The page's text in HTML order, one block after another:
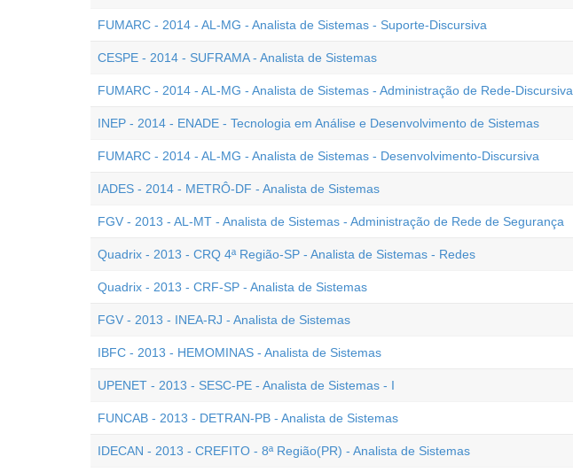
FUMARC - 2014 - AL-MG - Analista de Sistemas - Suporte-Discursiva
CESPE - 2014 - SUFRAMA - Analista de Sistemas
FUMARC - 2014 - AL-MG - Analista de Sistemas - Administração de Rede-Discursiva
INEP - 2014 - ENADE - Tecnologia em Análise e Desenvolvimento de Sistemas
FUMARC - 2014 - AL-MG - Analista de Sistemas - Desenvolvimento-Discursiva
IADES - 2014 - METRÔ-DF - Analista de Sistemas
FGV - 2013 - AL-MT - Analista de Sistemas - Administração de Rede de Segurança
Quadrix - 2013 - CRQ 4ª Região-SP - Analista de Sistemas - Redes
Quadrix - 2013 - CRF-SP - Analista de Sistemas
FGV - 2013 - INEA-RJ - Analista de Sistemas
IBFC - 2013 - HEMOMINAS - Analista de Sistemas
UPENET - 2013 - SESC-PE - Analista de Sistemas - I
FUNCAB - 2013 - DETRAN-PB - Analista de Sistemas
IDECAN - 2013 - CREFITO - 8ª Região(PR) - Analista de Sistemas